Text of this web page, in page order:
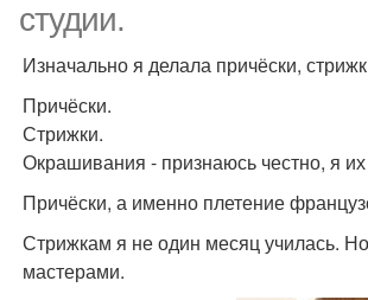
студии.
Изначально я делала причёски,
Причёски.
Стрижки.
Окрашивания - признаюсь честно, я
Причёски, а именно плетение
Стрижкам я не один месяц училась.
мастерами.